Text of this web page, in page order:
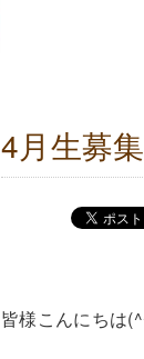
4月生募
皆様こんにちは